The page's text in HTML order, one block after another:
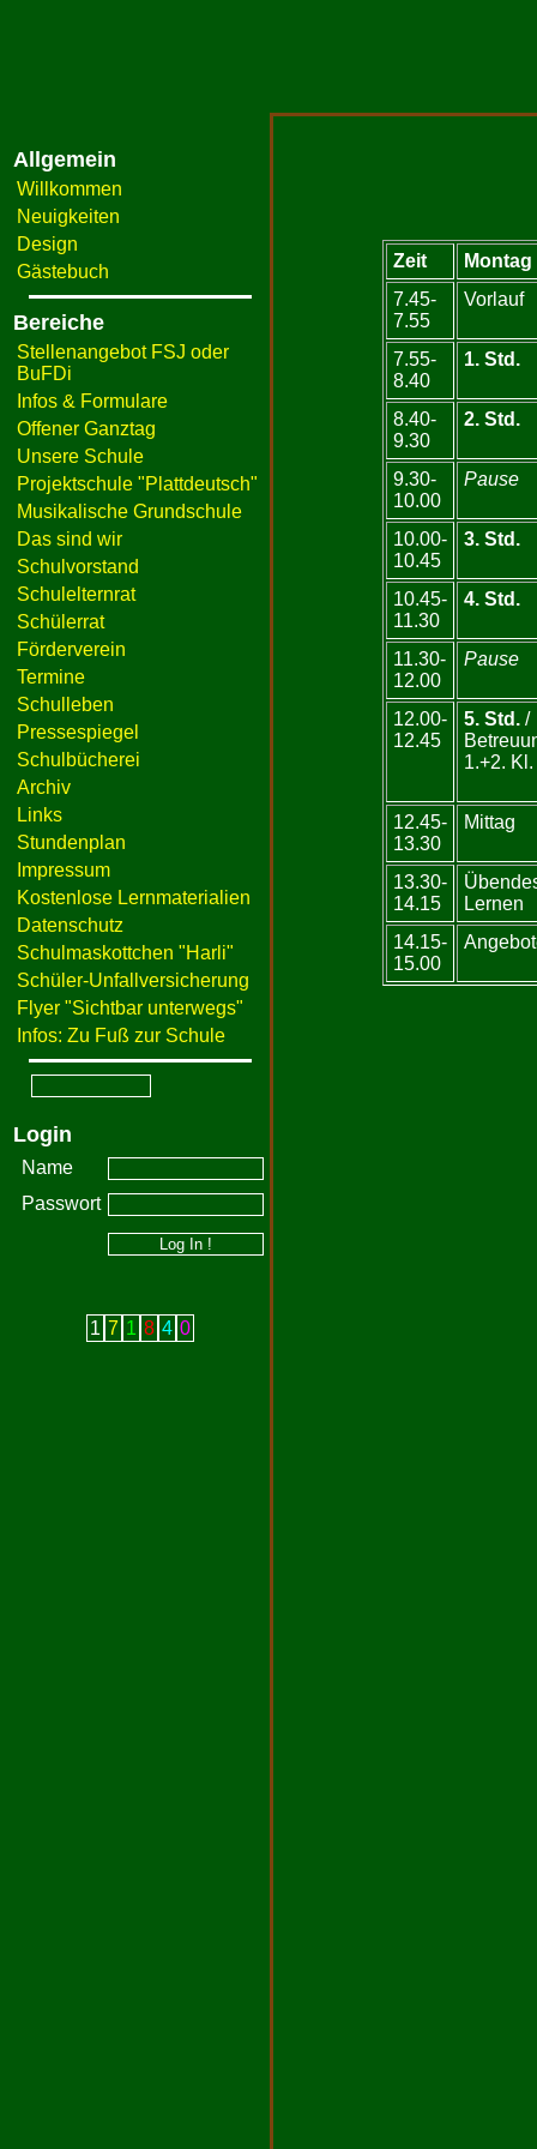
Allgemein
Willkommen
Neuigkeiten
Design
Gästebuch
Bereiche
Stellenangebot FSJ oder
BuFDi
Infos & Formulare
Offener Ganztag
Unsere Schule
Projektschule "Plattdeutsch"
Musikalische Grundschule
Das sind wir
Schulvorstand
Schulelternrat
Schülerrat
Förderverein
Termine
Schulleben
Pressespiegel
Schulbücherei
Archiv
Links
Stundenplan
Impressum
Kostenlose Lernmaterialien
Datenschutz
Schulmaskottchen "Harli"
Schüler-Unfallversicherung
Flyer "Sichtbar unterwegs"
Infos: Zu Fuß zur Schule
Login
Name
Passwort
1 7 1 8 4 0
Zeit
Montag
7.45-
7.55
Vorlauf
7.55-
8.40
1. Std.
8.40-
9.30
2. Std.
9.30-
10.00
Pause
10.00-
10.45
3. Std.
10.45-
11.30
4. Std.
11.30-
12.00
Pause
12.00-
12.45
5. Std./
1.+2. Kl.
12.45-
13.30
Mittag
13.30-
14.15
Lernen
14.15-
15.00